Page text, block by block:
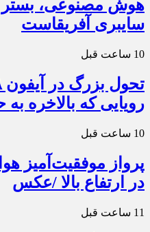
سایبری آفریقاست
10 ساعت قبل
رویایی که بالاخره
10 ساعت قبل
پرواز موفقیت‌آمیز
در ارتفاع بالا /عکس
11 ساعت قبل